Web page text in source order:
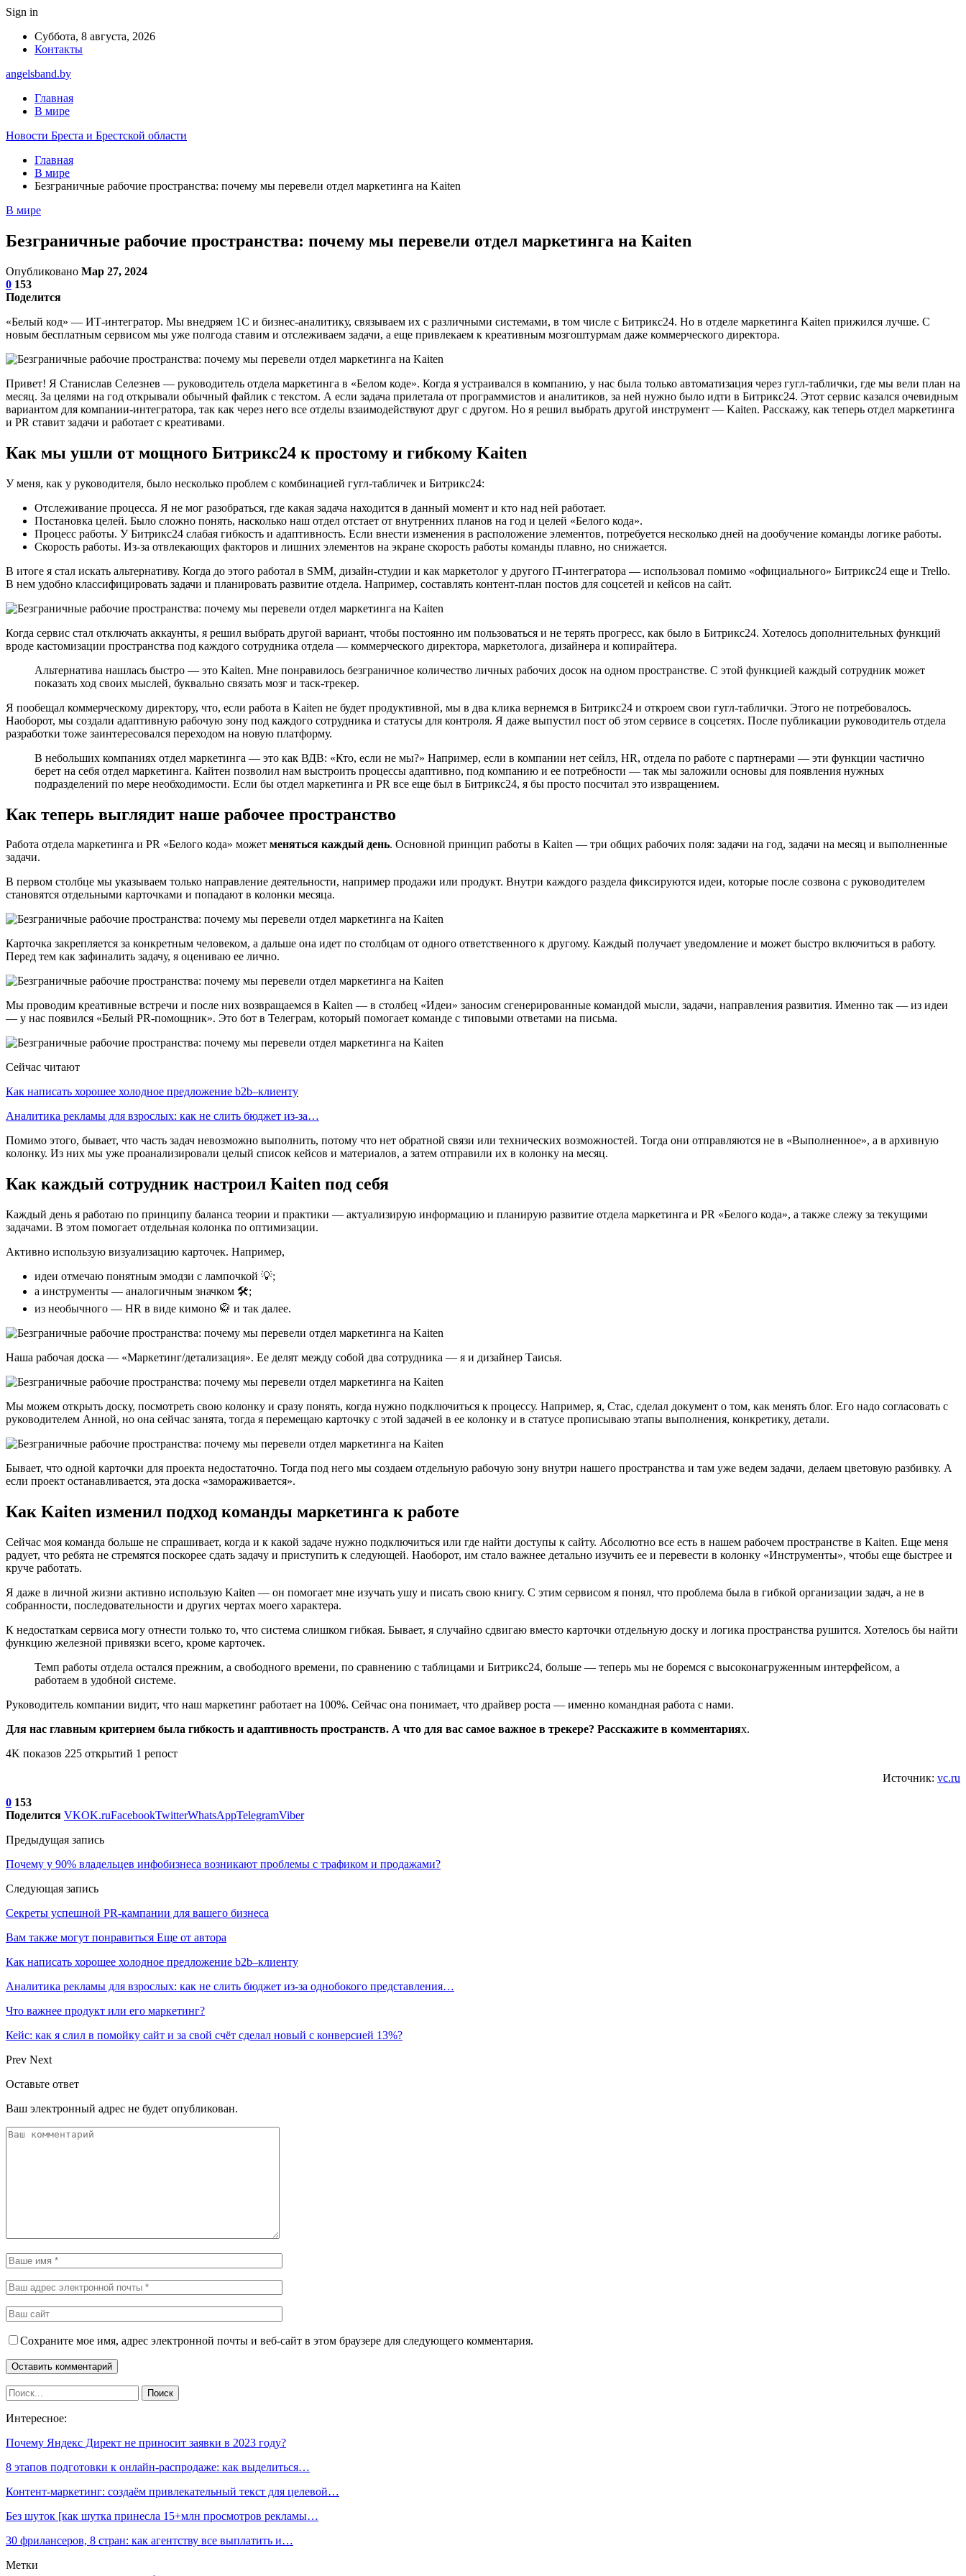
Sign in
Суббота, 8 августа, 2026
Контакты
angelsband.by
Главная
В мире
Новости Бреста и Брестской области
Главная
В мире
Безграничные рабочие пространства: почему мы перевели отдел маркетинга на Kaiten
В мире
Безграничные рабочие пространства: почему мы перевели отдел маркетинга на Kaiten
Опубликовано Мар 27, 2024
0 153
Поделится
«Белый код» — ИТ-интегратор. Мы внедряем 1С и бизнес-аналитику, связываем их с различными системами, в том числе с Битрикс24. Но в отделе маркетинга Kaiten прижился лучше. С
новым бесплатным сервисом мы уже полгода ставим и отслеживаем задачи, а еще привлекаем к креативным мозгоштурмам даже коммерческого директора.
Привет! Я Станислав Селезнев — руководитель отдела маркетинга в «Белом коде». Когда я устраивался в компанию, у нас была только автоматизация через гугл-таблички, где мы вели план на
месяц. За целями на год открывали обычный файлик с текстом. А если задача прилетала от программистов и аналитиков, за ней нужно было идти в Битрикс24. Этот сервис казался очевидным
вариантом для компании-интегратора, так как через него все отделы взаимодействуют друг с другом. Но я решил выбрать другой инструмент — Kaiten. Расскажу, как теперь отдел маркетинга
и PR ставит задачи и работает с креативами.
Как мы ушли от мощного Битрикс24 к простому и гибкому Kaiten
У меня, как у руководителя, было несколько проблем с комбинацией гугл-табличек и Битрикс24:
Отслеживание процесса. Я не мог разобраться, где какая задача находится в данный момент и кто над ней работает.
Постановка целей. Было сложно понять, насколько наш отдел отстает от внутренних планов на год и целей «Белого кода».
Процесс работы. У Битрикс24 слабая гибкость и адаптивность. Если внести изменения в расположение элементов, потребуется несколько дней на дообучение команды логике работы.
Скорость работы. Из-за отвлекающих факторов и лишних элементов на экране скорость работы команды плавно, но снижается.
В итоге я стал искать альтернативу. Когда до этого работал в SMM, дизайн-студии и как маркетолог у другого IT-интегратора — использовал помимо «официального» Битрикс24 еще и Trello.
В нем удобно классифицировать задачи и планировать развитие отдела. Например, составлять контент-план постов для соцсетей и кейсов на сайт.
Когда сервис стал отключать аккаунты, я решил выбрать другой вариант, чтобы постоянно им пользоваться и не терять прогресс, как было в Битрикс24. Хотелось дополнительных функций
вроде кастомизации пространства под каждого сотрудника отдела — коммерческого директора, маркетолога, дизайнера и копирайтера.
Альтернатива нашлась быстро — это Kaiten. Мне понравилось безграничное количество личных рабочих досок на одном пространстве. С этой функцией каждый сотрудник может
показать ход своих мыслей, буквально связать мозг и таск-трекер.
Я пообещал коммерческому директору, что, если работа в Kaiten не будет продуктивной, мы в два клика вернемся в Битрикс24 и откроем свои гугл-таблички. Этого не потребовалось.
Наоборот, мы создали адаптивную рабочую зону под каждого сотрудника и статусы для контроля. Я даже выпустил пост об этом сервисе в соцсетях. После публикации руководитель отдела
разработки тоже заинтересовался переходом на новую платформу.
В небольших компаниях отдел маркетинга — это как ВДВ: «Кто, если не мы?» Например, если в компании нет сейлз, HR, отдела по работе с партнерами — эти функции частично
берет на себя отдел маркетинга. Кайтен позволил нам выстроить процессы адаптивно, под компанию и ее потребности — так мы заложили основы для появления нужных
подразделений по мере необходимости. Если бы отдел маркетинга и PR все еще был в Битрикс24, я бы просто посчитал это извращением.
Как теперь выглядит наше рабочее пространство
Работа отдела маркетинга и PR «Белого кода» может меняться каждый день. Основной принцип работы в Kaiten — три общих рабочих поля: задачи на год, задачи на месяц и выполненные
задачи.
В первом столбце мы указываем только направление деятельности, например продажи или продукт. Внутри каждого раздела фиксируются идеи, которые после созвона с руководителем
становятся отдельными карточками и попадают в колонки месяца.
Карточка закрепляется за конкретным человеком, а дальше она идет по столбцам от одного ответственного к другому. Каждый получает уведомление и может быстро включиться в работу.
Перед тем как зафиналить задачу, я оцениваю ее лично.
Мы проводим креативные встречи и после них возвращаемся в Kaiten — в столбец «Идеи» заносим сгенерированные командой мысли, задачи, направления развития. Именно так — из идеи
— у нас появился «Белый PR-помощник». Это бот в Телеграм, который помогает команде с типовыми ответами на письма.
Сейчас читают
Как написать хорошее холодное предложение b2b–клиенту
Аналитика рекламы для взрослых: как не слить бюджет из-за…
Помимо этого, бывает, что часть задач невозможно выполнить, потому что нет обратной связи или технических возможностей. Тогда они отправляются не в «Выполненное», а в архивную
колонку. Из них мы уже проанализировали целый список кейсов и материалов, а затем отправили их в колонку на месяц.
Как каждый сотрудник настроил Kaiten под себя
Каждый день я работаю по принципу баланса теории и практики — актуализирую информацию и планирую развитие отдела маркетинга и PR «Белого кода», а также слежу за текущими
задачами. В этом помогает отдельная колонка по оптимизации.
Активно использую визуализацию карточек. Например,
идеи отмечаю понятным эмодзи с лампочкой 💡;
а инструменты — аналогичным значком 🛠;
из необычного — HR в виде кимоно 🥋 и так далее.
Наша рабочая доска — «Маркетинг/детализация». Ее делят между собой два сотрудника — я и дизайнер Таисья.
Мы можем открыть доску, посмотреть свою колонку и сразу понять, когда нужно подключиться к процессу. Например, я, Стас, сделал документ о том, как менять блог. Его надо согласовать с
руководителем Анной, но она сейчас занята, тогда я перемещаю карточку с этой задачей в ее колонку и в статусе прописываю этапы выполнения, конкретику, детали.
Бывает, что одной карточки для проекта недостаточно. Тогда под него мы создаем отдельную рабочую зону внутри нашего пространства и там уже ведем задачи, делаем цветовую разбивку. А
если проект останавливается, эта доска «замораживается».
Как Kaiten изменил подход команды маркетинга к работе
Сейчас моя команда больше не спрашивает, когда и к какой задаче нужно подключиться или где найти доступы к сайту. Абсолютно все есть в нашем рабочем пространстве в Kaiten. Еще меня
радует, что ребята не стремятся поскорее сдать задачу и приступить к следующей. Наоборот, им стало важнее детально изучить ее и перевести в колонку «Инструменты», чтобы еще быстрее и
круче работать.
Я даже в личной жизни активно использую Kaiten — он помогает мне изучать ушу и писать свою книгу. С этим сервисом я понял, что проблема была в гибкой организации задач, а не в
собранности, последовательности и других чертах моего характера.
К недостаткам сервиса могу отнести только то, что система слишком гибкая. Бывает, я случайно сдвигаю вместо карточки отдельную доску и логика пространства рушится. Хотелось бы найти
функцию железной привязки всего, кроме карточек.
Темп работы отдела остался прежним, а свободного времени, по сравнению с таблицами и Битрикс24, больше — теперь мы не боремся с высоконагруженным интерфейсом, а
работаем в удобной системе.
Руководитель компании видит, что наш маркетинг работает на 100%. Сейчас она понимает, что драйвер роста — именно командная работа с нами.
Для нас главным критерием была гибкость и адаптивность пространств. А что для вас самое важное в трекере? Расскажите в комментариях.
4K показов 225 открытий 1 репост
Источник: vc.ru
0 153
Поделится VKOK.ruFacebookTwitterWhatsAppTelegramViber
Предыдущая запись
Почему у 90% владельцев инфобизнеса возникают проблемы с трафиком и продажами?
Следующая запись
Секреты успешной PR-кампании для вашего бизнеса
Вам также могут понравиться Еще от автора
Как написать хорошее холодное предложение b2b–клиенту
Аналитика рекламы для взрослых: как не слить бюджет из-за однобокого представления…
Что важнее продукт или его маркетинг?
Кейс: как я слил в помойку сайт и за свой счёт сделал новый с конверсией 13%?
Prev Next
Оставьте ответ
Ваш электронный адрес не будет опубликован.
Сохраните мое имя, адрес электронной почты и веб-сайт в этом браузере для следующего комментария.
Интересное:
Почему Яндекс Директ не приносит заявки в 2023 году?
8 этапов подготовки к онлайн-распродаже: как выделиться…
Контент-маркетинг: создаём привлекательный текст для целевой…
Без шуток [как шутка принесла 15+млн просмотров рекламы…
30 фрилансеров, 8 стран: как агентству все выплатить и…
Метки